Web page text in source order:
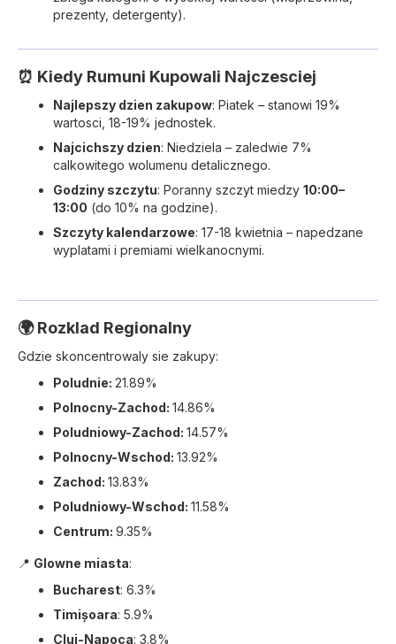
prezenty, detergenty).
⏰ Kiedy Rumuni Kupowali Najczesciej
Najlepszy dzien zakupow: Piatek – stanowi 19%
wartosci, 18-19% jednostek.
Najcichszy dzien: Niedziela – zaledwie 7%
calkowitego wolumenu detalicznego.
Godziny szczytu: Poranny szczyt miedzy 10:00–
13:00 (do 10% na godzine).
Szczyty kalendarzowe: 17-18 kwietnia – napedzane
wyplatami i premiami wielkanocnymi.
🌍 Rozklad Regionalny
Gdzie skoncentrowaly sie zakupy:
Poludnie: 21.89%
Polnocny-Zachod: 14.86%
Poludniowy-Zachod: 14.57%
Polnocny-Wschod: 13.92%
Zachod: 13.83%
Poludniowy-Wschod: 11.58%
Centrum: 9.35%
📍 Glowne miasta:
Bucharest: 6.3%
Timișoara: 5.9%
Cluj-Napoca: 3.8%